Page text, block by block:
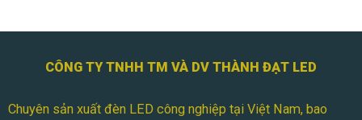
CÔNG TY TNHH TM VÀ DV THÀNH ĐẠT LED
Chuyên sản xuất đèn LED công nghiệp tại Việt Nam, bao